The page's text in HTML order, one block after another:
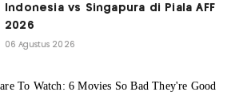
Indonesia vs Singapura di Piala AFF
2026
06 Agustus 2026